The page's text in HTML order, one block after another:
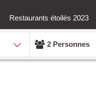
Restaurants étoilés 2023
2 Personnes